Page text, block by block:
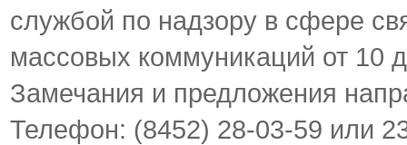
службой по надзору в сфере
массовых коммуникаций от 10
Замечания и предложения
Телефон: (8452) 28-03-59 или